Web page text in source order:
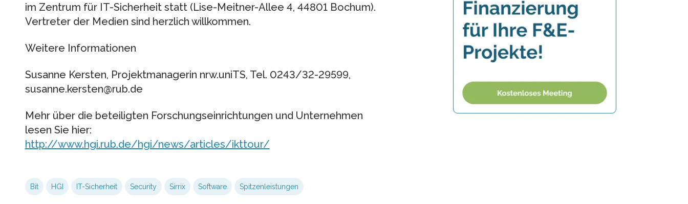
im Zentrum für IT-Sicherheit statt (Lise-Meitner-Allee 4, 44801 Bochum).
Vertreter der Medien sind herzlich willkommen.
Weitere Informationen
Susanne Kersten, Projektmanagerin nrw.uniTS, Tel. 0243/32-29599,
susanne.kersten@rub.de
Mehr über die beteiligten Forschungseinrichtungen und Unternehmen
lesen Sie hier:
http://www.hgi.rub.de/hgi/news/articles/ikttour/
Bit HGI IT-Sicherheit Security Sirrix Software Spitzenleistungen